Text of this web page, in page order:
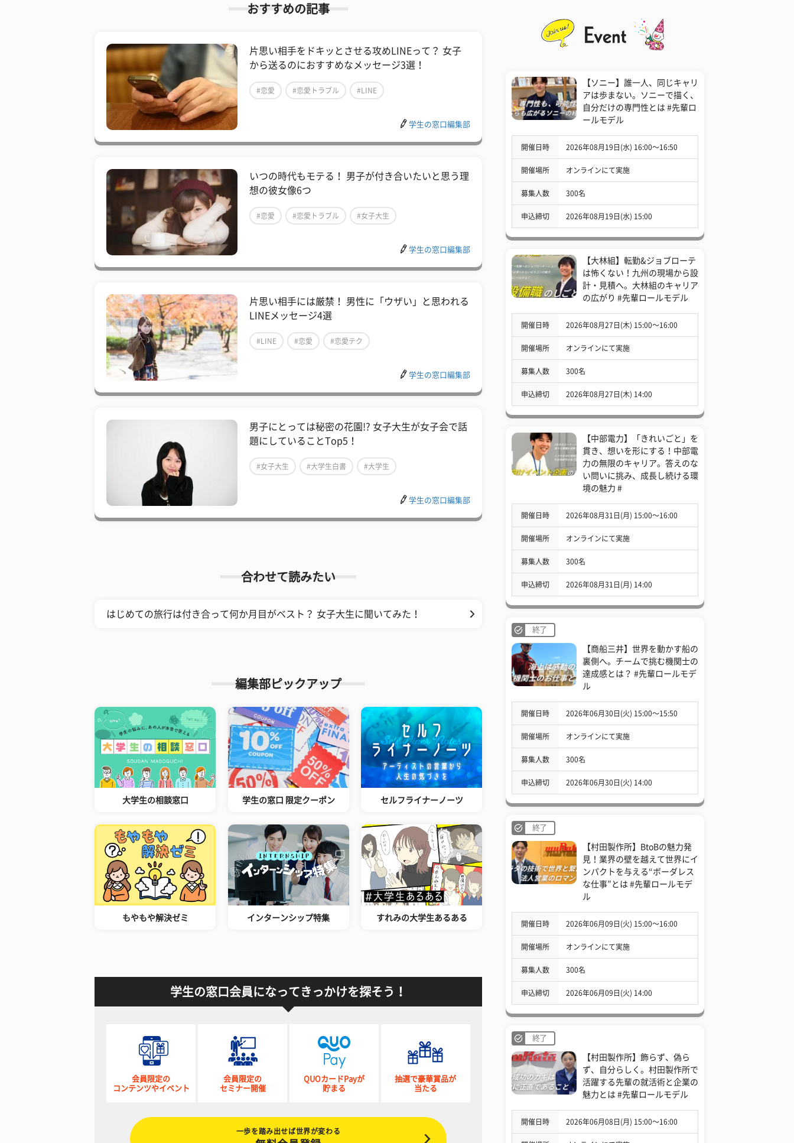
おすすめの記事
片思い相手をドキッとさせる攻めLINEって？ 女子
から送るのにおすすめなメッセージ3選！
#恋愛 #恋愛トラブル #LINE
学生の窓口編集部
いつの時代もモテる！ 男子が付き合いたいと思う理
想の彼女像6つ
#恋愛 #恋愛トラブル #女子大生
学生の窓口編集部
片思い相手には厳禁！ 男性に「ウザい」と思われる
LINEメッセージ4選
#LINE #恋愛 #恋愛テク
学生の窓口編集部
男子にとっては秘密の花園!? 女子大生が女子会で話
題にしていることTop5！
#女子大生 #大学生白書 #大学生
学生の窓口編集部
合わせて読みたい
はじめての旅行は付き合って何か月目がベスト？ 女子大生に聞いてみた！
編集部ピックアップ
大学生の相談窓口 学生の窓口 限定クーポン セルフライナーノーツ
もやもや解決ゼミ インターンシップ特集 すれみの大学生あるある
学生の窓口会員になってきっかけを探そう！
会員限定の
コンテンツやイベント
会員限定の
セミナー開催
QUOカードPayが
貯まる
抽選で豪華賞品が
当たる
一歩を踏み出せば世界が変わる
【ソニー】誰一人、同じキャリ
アは歩まない。ソニーで描く、
自分だけの専門性とは #先輩ロ
ールモデル
開催日時 2026年08月19日(水) 16:00〜16:50
開催場所 オンラインにて実施
募集人数 300名
申込締切 2026年08月19日(水) 15:00
【大林組】転勤&ジョブローテ
は怖くない！九州の現場から設
計・見積へ。大林組のキャリア
の広がり #先輩ロールモデル
開催日時 2026年08月27日(木) 15:00〜16:00
開催場所 オンラインにて実施
募集人数 300名
申込締切 2026年08月27日(木) 14:00
【中部電力】「きれいごと」を
貫き、想いを形にする！中部電
力の無限のキャリア。答えのな
い問いに挑み、成長し続ける環
境の魅力 #
開催日時 2026年08月31日(月) 15:00〜16:00
開催場所 オンラインにて実施
募集人数 300名
申込締切 2026年08月31日(月) 14:00
終了
【商船三井】世界を動かす船の
裏側へ。チームで挑む機関士の
達成感とは？ #先輩ロールモデ
ル
開催日時 2026年06月30日(火) 15:00〜15:50
開催場所 オンラインにて実施
募集人数 300名
申込締切 2026年06月30日(火) 14:00
終了
【村田製作所】BtoBの魅力発
見！業界の壁を越えて世界にイ
ンパクトを与える“ボーダレス
な仕事”とは #先輩ロールモデ
ル
開催日時 2026年06月09日(火) 15:00〜16:00
開催場所 オンラインにて実施
募集人数 300名
申込締切 2026年06月09日(火) 14:00
終了
【村田製作所】飾らず、偽ら
ず、自分らしく。村田製作所で
活躍する先輩の就活術と企業の
魅力とは #先輩ロールモデル
開催日時 2026年06月08日(月) 15:00〜16:00